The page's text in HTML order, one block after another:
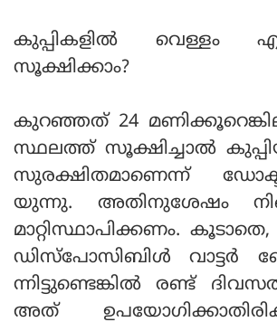
കുപ്പികളില്‍ വെള്ളം
സൂക്ഷിക്കാം?
കുറഞ്ഞത് 24
സ്ഥലത്ത് സൂക്ഷിച്ചാല്‍
സുരക്ഷിതമാണെന്ന്
യുന്നു. അതിനുശേഷം
മാറ്റിസ്ഥാപിക്കണം.
ഡിസ്‌പോസിബിള്‍ വാട്ടര്‍
ന്നിട്ടുണ്ടെങ്കില്‍ രണ്ട്
അത്